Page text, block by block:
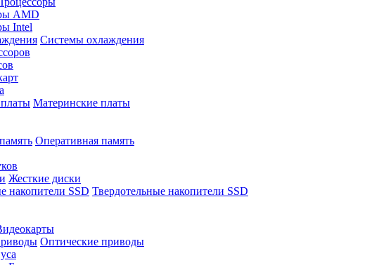
AMD
Intel
Системы охлаждения
Материнские платы
Оперативная память
Жесткие диски
Твердотельные накопители SSD
Оптические приводы